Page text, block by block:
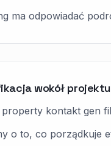
ma odpowiadać
wokół
kontakt gen
o to, co porządkuje